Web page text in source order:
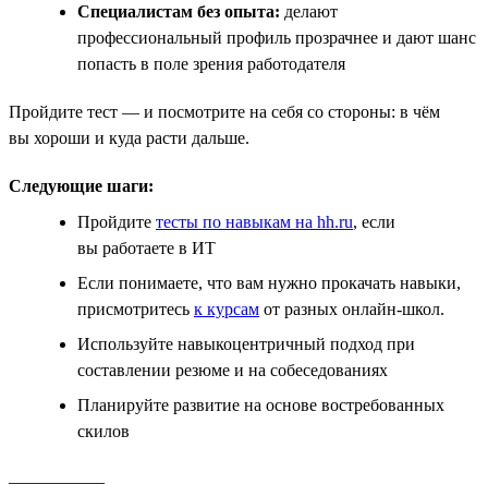
Специалистам без опыта: делают
профессиональный профиль прозрачнее и дают шанс
попасть в поле зрения работодателя
Пройдите тест — и посмотрите на себя со стороны: в чём
вы хороши и куда расти дальше.
Следующие шаги:
Пройдите тесты по навыкам на hh.ru, если
вы работаете в ИТ
Если понимаете, что вам нужно прокачать навыки,
присмотритесь к курсам от разных онлайн-школ.
Используйте навыкоцентричный подход при
составлении резюме и на собеседованиях
Планируйте развитие на основе востребованных
скилов